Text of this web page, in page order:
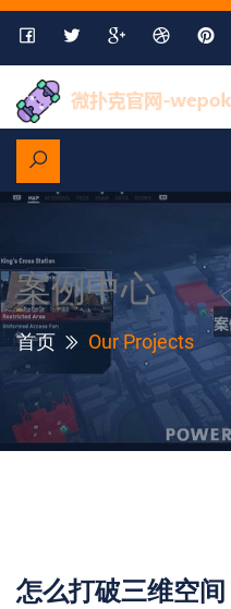
案例中心
首页 Our Projects
怎么打破三维空间